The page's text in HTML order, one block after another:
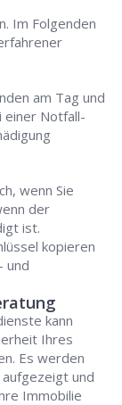
Im Folgenden
am Tag und
einer Notfall-
wenn Sie
der
ist.
kopieren
und
kann
Ihres
Es werden
und
Immobilie